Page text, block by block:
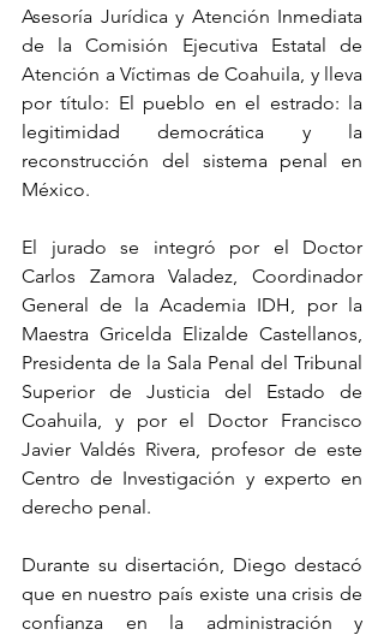
Asesoría Jurídica y Atención Inmediata
de la Comisión Ejecutiva Estatal de
Atención a Víctimas de Coahuila, y lleva
por título: El pueblo en el estrado: la
legitimidad democrática y la
reconstrucción del sistema penal en
México.
El jurado se integró por el Doctor
Carlos Zamora Valadez, Coordinador
General de la Academia IDH, por la
Maestra Gricelda Elizalde Castellanos,
Presidenta de la Sala Penal del Tribunal
Superior de Justicia del Estado de
Coahuila, y por el Doctor Francisco
Javier Valdés Rivera, profesor de este
Centro de Investigación y experto en
derecho penal.
Durante su disertación, Diego destacó
que en nuestro país existe una crisis de
confianza en la administración y